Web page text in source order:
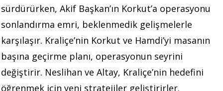
sürdürürken, Akif Başkan’ın Korkut’a operasyonu
sonlandırma emri, beklenmedik gelişmelerle
karşılaşır. Kraliçe’nin Korkut ve Hamdi’yi masanın
başına geçirme planı, operasyonun seyrini
değiştirir. Neslihan ve Altay, Kraliçe’nin hedefini
öğrenmek için yeni stratejiler geliştirirler.